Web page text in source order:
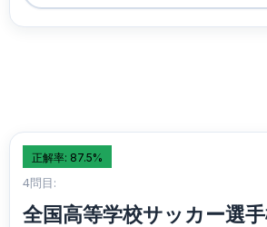
正解率: 87.5%
4問目:
全国高等学校サッカー選